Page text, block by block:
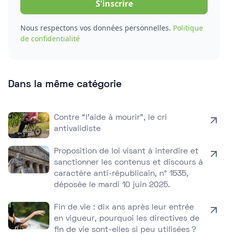
Nous respectons vos données personnelles. Politique
de confidentialité
Dans la même catégorie
Contre “l’aide à mourir”, le cri
antivalidiste
Proposition de loi visant à interdire et
sanctionner les contenus et discours à
caractère anti-républicain, n° 1535,
déposée le mardi 10 juin 2025.
Fin de vie : dix ans après leur entrée
en vigueur, pourquoi les directives de
fin de vie sont-elles si peu utilisées ?